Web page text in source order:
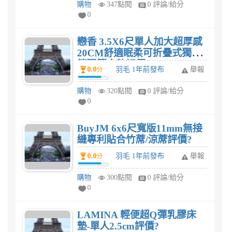
購物 347點閱
0 評論/給分
0
戀香 3.5X6尺單人加大超厚感
20CM舒適眠柔可折疊式獨立
筒彈簧床墊評價?
0.0分 羽毛 1年前發布 舉報
購物 320點閱
0 評論/給分
0
BuyJM 6x6尺寬版11mm無接
縫專利貼合竹蓆/涼蓆評價?
0.0分 羽毛 1年前發布 舉報
購物 300點閱
0 評論/給分
0
LAMINA 輕便超Q彈乳膠床
墊-單人2.5cm評價?